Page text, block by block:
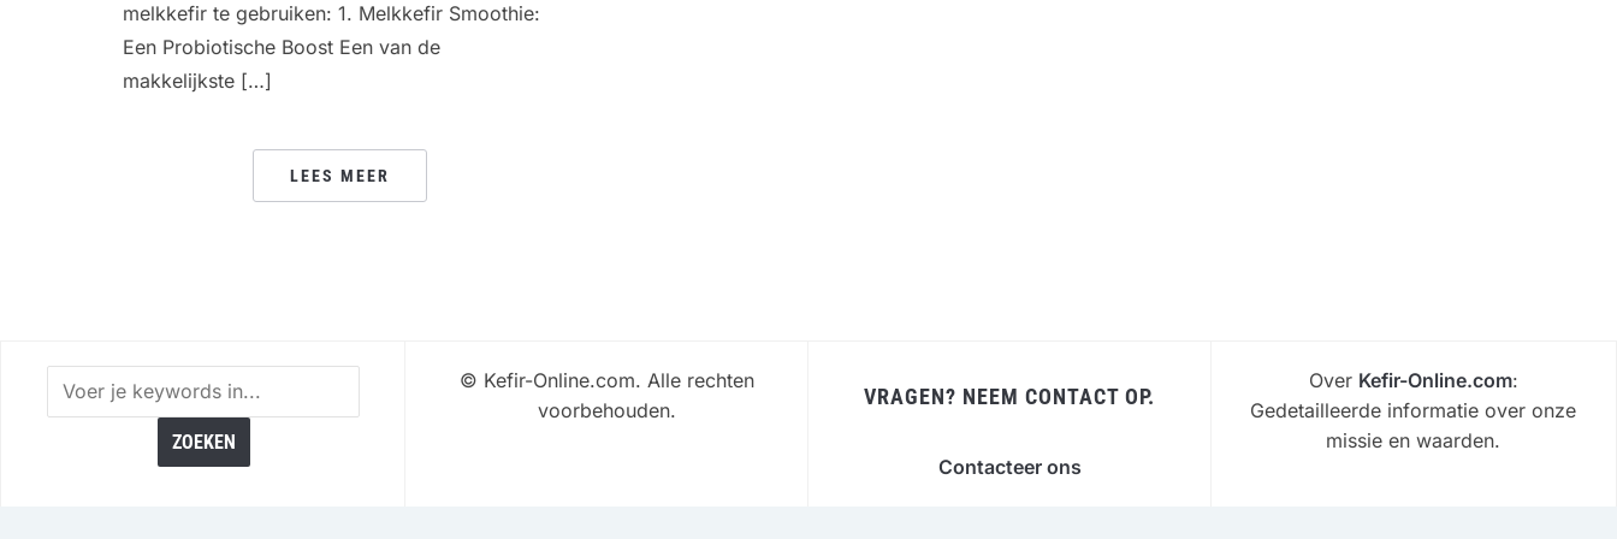
melkkefir te gebruiken: 1. Melkkefir Smoothie:
Een Probiotische Boost Een van de
makkelijkste […]
LEES MEER
© Kefir-Online.com. Alle rechten
voorbehouden.
VRAGEN? NEEM CONTACT OP.
Contacteer ons
Over Kefir-Online.com:
Gedetailleerde informatie over onze
missie en waarden.